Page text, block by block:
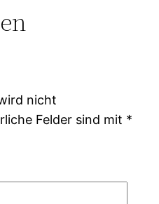
nicht
Felder sind mit *